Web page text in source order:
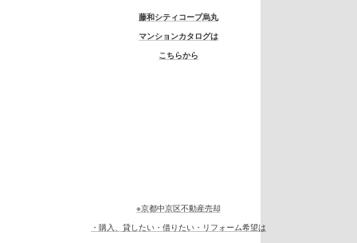
藤和シティコープ烏丸
マンションカタログは
こちらから
※京都中京区不動産売却
・購入、貸したい・借りたい・リフォーム希望は